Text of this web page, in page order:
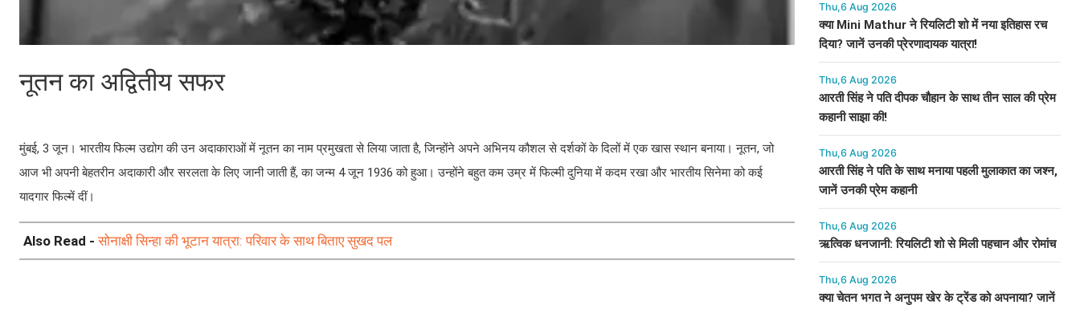
नूतन का अद्वितीय सफर
मुंबई, 3 जून। भारतीय फिल्म उद्योग की उन अदाकाराओं में नूतन का नाम प्रमुखता से लिया जाता है, जिन्होंने अपने अभिनय कौशल से दर्शकों के दिलों में एक खास स्थान बनाया। नूतन, जो
आज भी अपनी बेहतरीन अदाकारी और सरलता के लिए जानी जाती हैं, का जन्म 4 जून 1936 को हुआ। उन्होंने बहुत कम उम्र में फिल्मी दुनिया में कदम रखा और भारतीय सिनेमा को कई
यादगार फिल्में दीं।
Also Read -सोनाक्षी सिन्हा की भूटान यात्रा: परिवार के साथ बिताए सुखद पल
Thu,6 Aug 2026
क्या Mini Mathur ने रियलिटी शो में नया इतिहास रच
दिया? जानें उनकी प्रेरणादायक यात्रा!
Thu,6 Aug 2026
आरती सिंह ने पति दीपक चौहान के साथ तीन साल की प्रेम
कहानी साझा की!
Thu,6 Aug 2026
आरती सिंह ने पति के साथ मनाया पहली मुलाकात का जश्न,
जानें उनकी प्रेम कहानी
Thu,6 Aug 2026
ऋत्विक धनजानी: रियलिटी शो से मिली पहचान और रोमांच
Thu,6 Aug 2026
क्या चेतन भगत ने अनुपम खेर के ट्रेंड को अपनाया? जानें